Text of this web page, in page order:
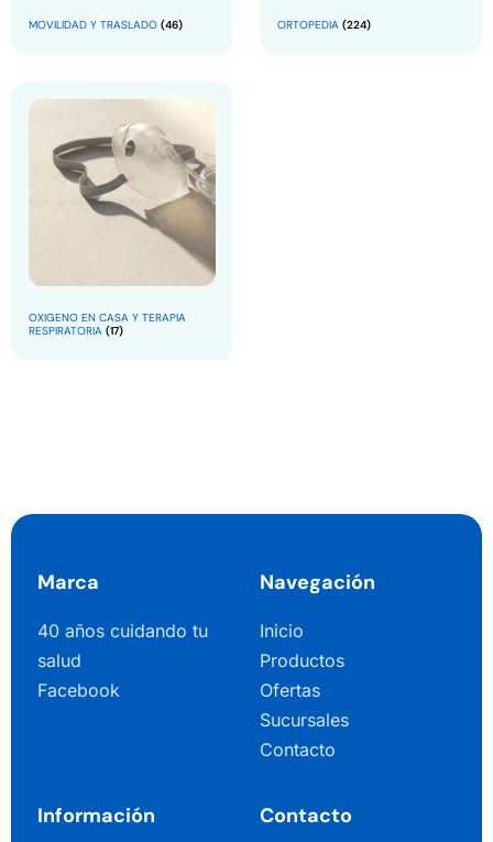
MOVILIDAD Y TRASLADO (46) ORTOPEDIA (224)
OXIGENO EN CASA Y TERAPIA
RESPIRATORIA (17)
Marca
40 años cuidando tu
salud
Facebook
Navegación
Inicio
Productos
Ofertas
Sucursales
Contacto
Información Contacto